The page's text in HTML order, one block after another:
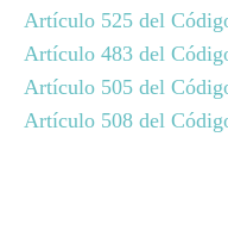
Artículo 525 del
Artículo 483 del
Artículo 505 del
Artículo 508 del